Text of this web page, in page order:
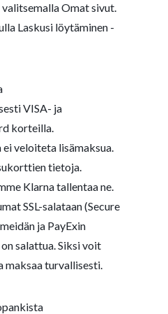
Omat sivut.
Laskusi löytäminen -
VISA- ja
korteilla.
veloiteta lisämaksua.
tietoja.
Klarna tallentaa ne.
SSL-salataan (Secure
ja PayExin
salattua. Siksi voit
maksaa turvallisesti.